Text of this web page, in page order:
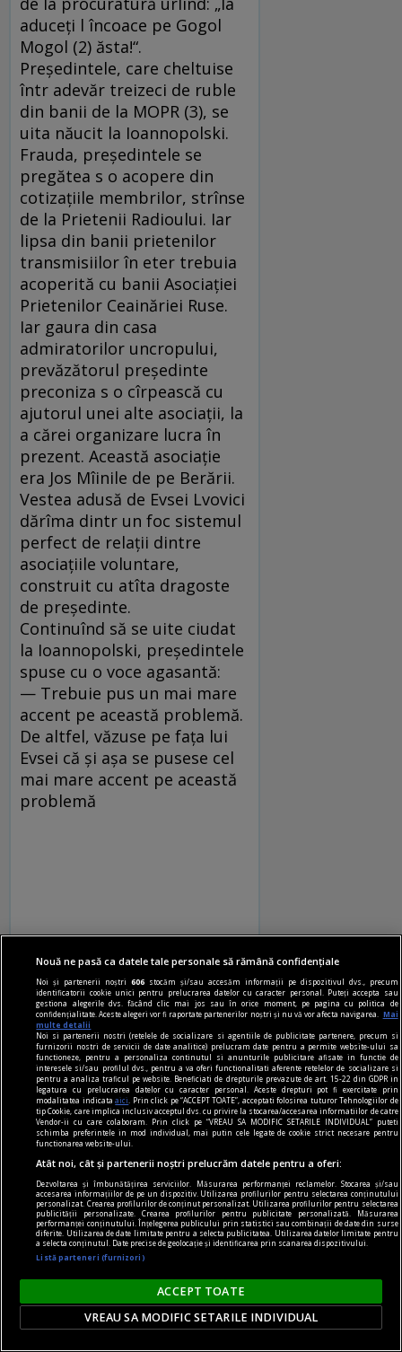
aduceţi l încoace pe Gogol
Mogol (2) ăsta!“.
Preşedintele, care cheltuise
într adevăr treizeci de ruble
din banii de la MOPR (3), se
uita năucit la Ioannopolski.
Frauda, preşedintele se
pregătea s o acopere din
cotizaţiile membrilor, strînse
de la Prietenii Radioului. Iar
lipsa din banii prietenilor
transmisiilor în eter trebuia
acoperită cu banii Asociaţiei
Prietenilor Ceainăriei Ruse.
Iar gaura din casa
admiratorilor uncro­pu­lui,
prevăzătorul preşedinte
preconiza s o cîrpească cu
aju­torul unei alte asociaţii, la
a cărei organizare lucra în
pre­zent. Această asociaţie
era Jos Mîinile de pe Berării.
Vestea adusă de Evsei Lvovici
dărîma dintr un foc sistemul
perfect de relaţii dintre
asociaţiile voluntare,
construit cu atîta dragoste
de preşedinte.
Continuînd să se uite ciudat
la Ioannopolski, preşedintele
spuse cu o voce agasantă:
— Trebuie pus un mai mare
accent pe această problemă.
De altfel, văzuse pe faţa lui
Evsei că şi aşa se pusese cel
mai mare accent pe această
problemă
1. Brak (rus.) – rebut.
2. Numele unui desert rusesc
obţinut din ou frecat cu
zahăr, asemănător şodoului.
3. Organizaţia Internaţională
pentru Ajutorarea
Luptătorilor în Re­voluţie.
Nouă ne pasă ca datele tale personale să rămână confidențiale
Noi și partenerii noștri606 stocăm și/sau accesăm informații pe dispozitivul dvs., precum
identificatorii cookie unici pentru prelucrarea datelor cu caracter personal. Puteți accepta sau
gestiona alegerile dvs. făcând clic mai jos sau în orice moment, pe pagina cu politica de
confidențialitate. Aceste alegeri vor fi raportate partenerilor noștri și nu vă vor afecta navigarea.
Mai
multe detalii
Noi si partenerii nostri (retelele de socializare si agentiile de publicitate partenere, precum si
furnizorii nostri de servicii de date analitice) prelucram date pentru a permite website-ului sa
functioneze, pentru a personaliza continutul si anunturile publicitare afisate in functie de
interesele si/sau profilul dvs., pentru a va oferi functionalitati aferente retelelor de socializare si
pentru a analiza traficul pe website. Beneficiati de drepturile prevazute de art. 15-22 din GDPR in
legatura cu prelucrarea datelor cu caracter personal. Aceste drepturi pot fi exercitate prin
modalitatea indicataaici
. Prin click pe “ACCEPT TOATE”, acceptati folosirea tuturor Tehnologiilor de
tip Cookie, care implica inclusiv acceptul dvs. cu privire la stocarea/accesarea informatiilor de catre
Vendor-ii cu care colaboram. Prin click pe “VREAU SA MODIFIC SETARILE INDIVIDUAL” puteti
schimba preferintele in mod individual, mai putin cele legate de cookie strict necesare pentru
functionarea website-ului.
Atât noi, cât și partenerii noștri prelucrăm datele pentru a oferi:
Dezvoltarea și îmbunătățirea serviciilor. Măsurarea performanței reclamelor. Stocarea și/sau
accesarea informațiilor de pe un dispozitiv. Utilizarea profilurilor pentru selectarea conținutului
personalizat. Crearea profilurilor de conținut personalizat. Utilizarea profilurilor pentru selectarea
publicității personalizate. Crearea profilurilor pentru publicitate personalizată. Măsurarea
performanței conținutului. Înțelegerea publicului prin statistici sau combinații de date din surse
diferite. Utilizarea de date limitate pentru a selecta publicitatea. Utilizarea datelor limitate pentru
a selecta conținutul. Date precise de geolocație și identificarea prin scanarea dispozitivului.
Listă parteneri (furnizori)
ACCEPT TOATE
VREAU SA MODIFIC SETARILE INDIVIDUAL